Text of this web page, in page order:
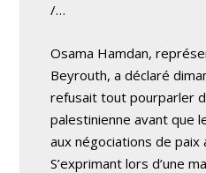
/…
Osama Hamdan,
Beyrouth, a déclaré
refusait tout pourparler
palestinienne avant que
aux négociations de paix
S’exprimant lors d’une